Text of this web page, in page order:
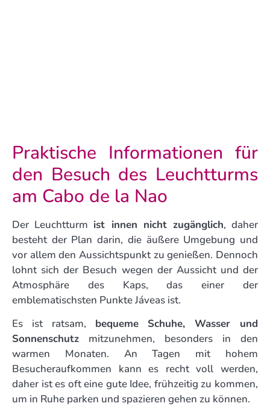
Praktische Informationen für
den Besuch des Leuchtturms
am Cabo de la Nao
Der Leuchtturm ist innen nicht zugänglich, daher
besteht der Plan darin, die äußere Umgebung und
vor allem den Aussichtspunkt zu genießen. Dennoch
lohnt sich der Besuch wegen der Aussicht und der
Atmosphäre des Kaps, das einer der
emblematischsten Punkte Jáveas ist.
Es ist ratsam, bequeme Schuhe, Wasser und
Sonnenschutz mitzunehmen, besonders in den
warmen Monaten. An Tagen mit hohem
Besucheraufkommen kann es recht voll werden,
daher ist es oft eine gute Idee, frühzeitig zu kommen,
um in Ruhe parken und spazieren gehen zu können.